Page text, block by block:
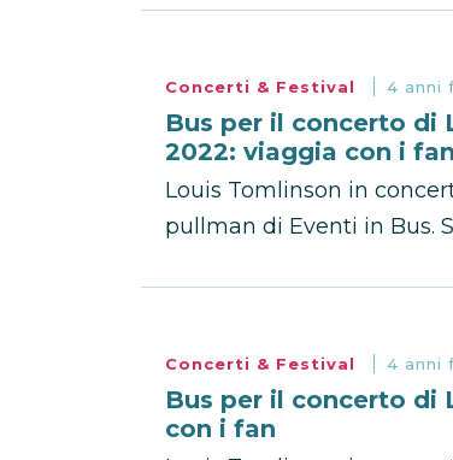
Concerti & Festival 4 anni
Bus per il concerto di
2022: viaggia con i fan
Louis Tomlinson in
pullman di Eventi in Bus.
Concerti & Festival 4 anni
Bus per il concerto di
con i fan